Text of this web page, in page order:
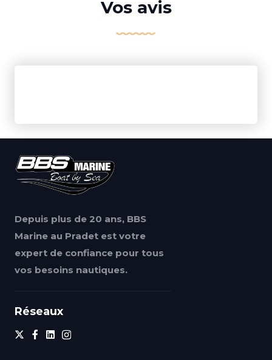
Vos avis
Depuis plus de 20 ans, BBS
Marine au Pradet est votre
expert de confiance pour tous
vos besoins nautiques.
Réseaux